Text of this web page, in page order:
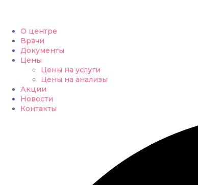
О центре
Врачи
Документы
Цены
Цены на услуги
Цены на анализы
Акции
Новости
Контакты